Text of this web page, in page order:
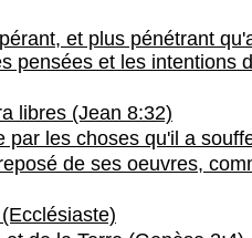
et plus pénétrant
pensées et les intentions
libres (Jean 8:32)
les choses qu'il a
de ses oeuvres,